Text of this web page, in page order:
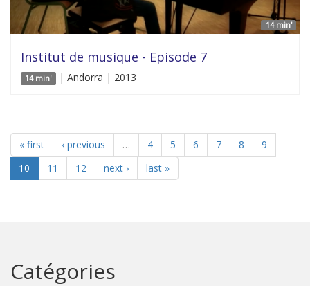
14 min'
Institut de musique - Episode 7
14 min' | Andorra | 2013
« first ‹ previous … 4 5 6 7 8
9
10
11 12 next › last »
Catégories